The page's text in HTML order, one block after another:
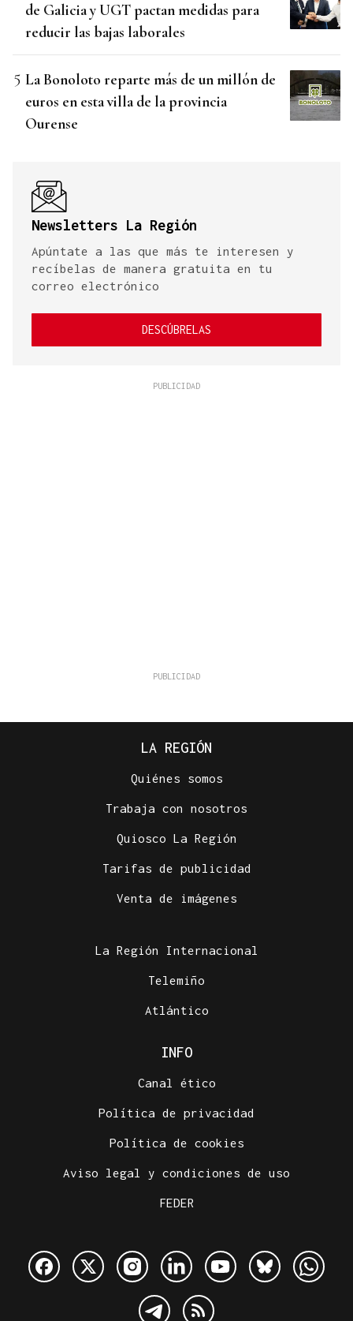
de Galicia y UGT pactan medidas para
reducir las bajas laborales
La Bonoloto reparte más de un millón de
euros en esta villa de la provincia
Ourense
Newsletters La Región
Apúntate a las que más te interesen y
recíbelas de manera gratuita en tu
correo electrónico
DESCÚBRELAS
LA REGIÓN
Quiénes somos
Trabaja con nosotros
Quiosco La Región
Tarifas de publicidad
Venta de imágenes
La Región Internacional
Telemiño
Atlántico
INFO
Canal ético
Política de privacidad
Política de cookies
Aviso legal y condiciones de uso
FEDER